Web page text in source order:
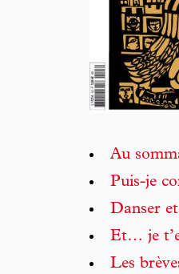
Au
Puis-je
Danser
Et… je
Les